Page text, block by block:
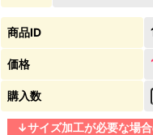
商品ID
価格
購入数
↓サイズ加工が必要な場